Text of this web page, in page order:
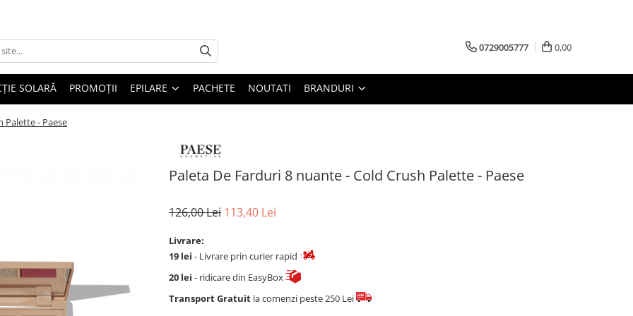
0729005777 0,00
SOLARĂ PROMOȚII EPILARE PACHETE NOUTATI BRANDURI
Palette - Paese
Paleta De Farduri 8 nuante - Cold Crush Palette - Paese
126,00 Lei 113,40 Lei
Livrare:
19 lei - Livrare prin curier rapid
20 lei - ridicare din EasyBox
Transport Gratuit la comenzi peste 250 Lei